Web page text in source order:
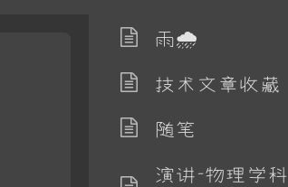
雨🌧
技术文章收藏
随笔
演讲-物理学科